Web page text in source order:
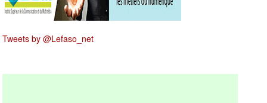
Tweets by @Lefaso_net